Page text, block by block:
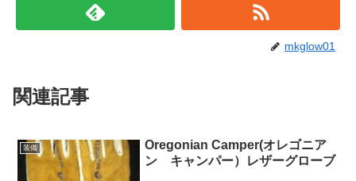
mkglow01
関連記事
装備
Oregonian Camper(オレゴニア
ン キャンパー）レザーグローブ